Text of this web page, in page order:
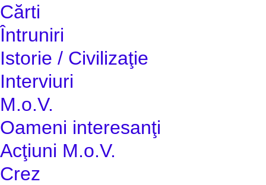
Cărti
Întruniri
Istorie / Civilizaţie
Interviuri
M.o.V.
Oameni interesanţi
Acţiuni M.o.V.
Crez